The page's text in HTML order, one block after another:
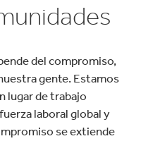
del compromiso,
gente. Estamos
lugar de trabajo
laboral global y
se extiende